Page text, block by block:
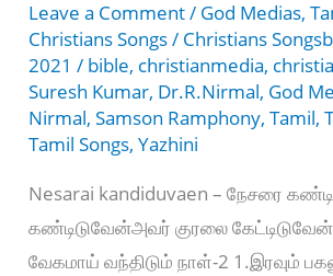
Leave a Comment/ God Medias,
Christians Songs/ Christians
2021/ bible, christianmedia,
Suresh Kumar, Dr.R.Nirmal, God
Nirmal,Samson Ramphony,Tamil,
Tamil Songs,Yazhini
Nesarai kandiduvaen – நேசரை
கண்டிடுவேன்அவர் குரலை
வேகமாய் வந்திடும் நாள்-2 1.இரவும்